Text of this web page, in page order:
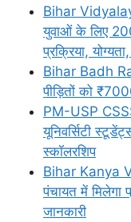
Bihar
युवाओं के लिए
प्रक्रिया,
Bihar Badh
पीड़ितों को
PM-USP
यूनिवर्सिटी
स्कॉलरशिप
Bihar Kanya
पंचायत में मिलेगा
जानकारी